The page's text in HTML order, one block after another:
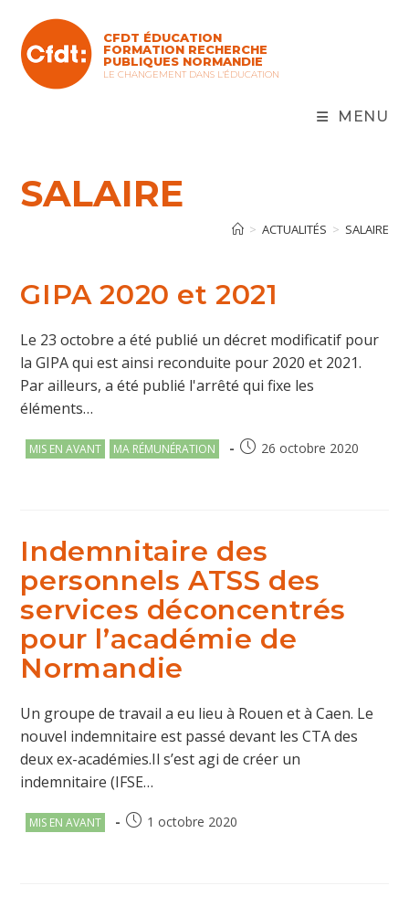
content
CFDT ÉDUCATION
FORMATION RECHERCHE
PUBLIQUES NORMANDIE
LE CHANGEMENT DANS L'ÉDUCATION
MENU
SALAIRE
> ACTUALITÉS > SALAIRE
GIPA 2020 et 2021
Le 23 octobre a été publié un décret modificatif pour
la GIPA qui est ainsi reconduite pour 2020 et 2021.
Par ailleurs, a été publié l'arrêté qui fixe les
éléments…
Post
MIS EN AVANT MA RÉMUNÉRATION
Publication
26 octobre 2020
Indemnitaire des
personnels ATSS des
services déconcentrés
pour l’académie de
Normandie
Un groupe de travail a eu lieu à Rouen et à Caen. Le
nouvel indemnitaire est passé devant les CTA des
deux ex-académies.Il s’est agi de créer un
indemnitaire (IFSE…
Post
MIS EN AVANT
Publication
1 octobre 2020